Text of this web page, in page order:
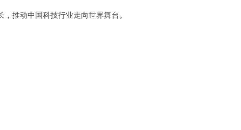
推动中国科技行业走向世界舞台。